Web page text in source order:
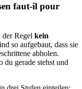
faut-il pour
der Regel kein
so aufgebaut, dass sie
abholen.
du gerade stehst und